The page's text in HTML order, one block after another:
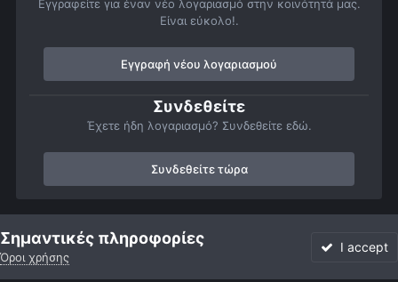
Εγγραφείτε για έναν νέο λογαριασμό στην κοινότητά μας.
Είναι εύκολο!.
Εγγραφή νέου λογαριασμού
Συνδεθείτε
Έχετε ήδη λογαριασμό? Συνδεθείτε εδώ.
Συνδεθείτε τώρα
Αρχή Αστροφωτογραφίες Member Albums
Σημαντικές πληροφορίες
Όροι χρήσης
I accept
Forum